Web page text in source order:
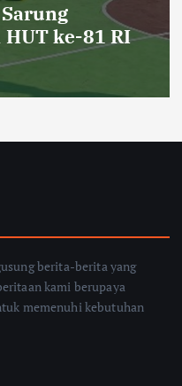
Minta
berita-berita yang
kami berupaya
memenuhi kebutuhan